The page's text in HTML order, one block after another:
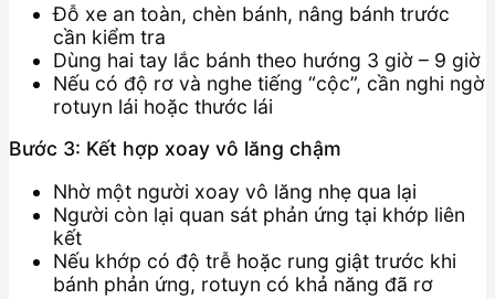
Đỗ xe an toàn, chèn bánh, nâng bánh trước
cần kiểm tra
Dùng hai tay lắc bánh theo hướng 3 giờ – 9 giờ
Nếu có độ rơ và nghe tiếng “cộc”, cần nghi ngờ
rotuyn lái hoặc thước lái
Bước 3: Kết hợp xoay vô lăng chậm
Nhờ một người xoay vô lăng nhẹ qua lại
Người còn lại quan sát phản ứng tại khớp liên
kết
Nếu khớp có độ trễ hoặc rung giật trước khi
bánh phản ứng, rotuyn có khả năng đã rơ